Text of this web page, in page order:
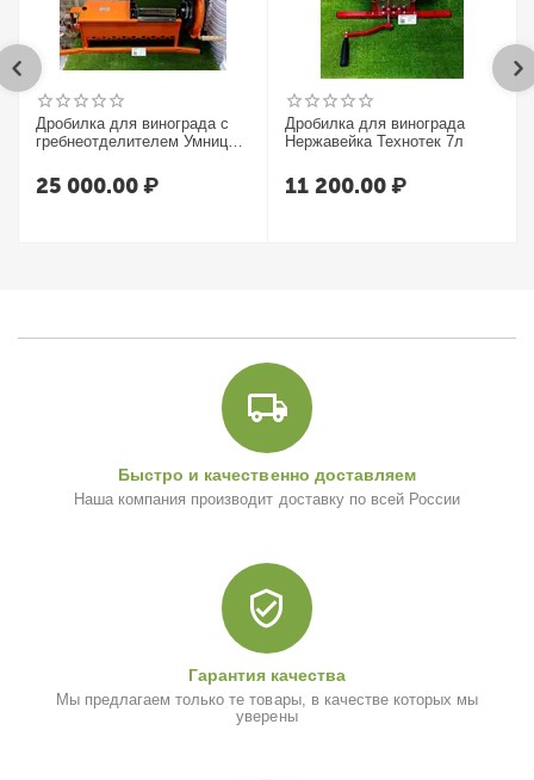
Дробилка для винограда с
гребнеотделителем Умница
25 000.00₽
Дробилка для винограда
Нержавейка Технотек 7л
11 200.00₽
Быстро и качественно доставляем
Наша компания производит доставку по всей России
Гарантия качества
Мы предлагаем только те товары, в качестве которых мы
уверены